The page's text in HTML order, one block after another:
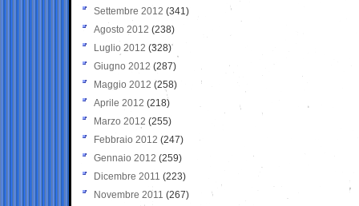
Settembre 2012 (341)
Agosto 2012 (238)
Luglio 2012 (328)
Giugno 2012 (287)
Maggio 2012 (258)
Aprile 2012 (218)
Marzo 2012 (255)
Febbraio 2012 (247)
Gennaio 2012 (259)
Dicembre 2011 (223)
Novembre 2011 (267)